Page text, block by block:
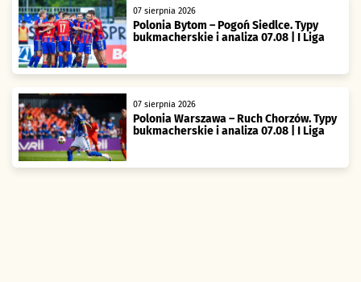
07 sierpnia 2026
Polonia Bytom – Pogoń Siedlce. Typy
bukmacherskie i analiza 07.08 | I Liga
07 sierpnia 2026
Polonia Warszawa – Ruch Chorzów. Typy
bukmacherskie i analiza 07.08 | I Liga